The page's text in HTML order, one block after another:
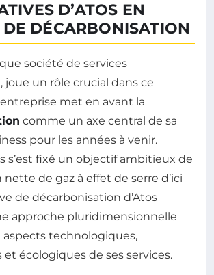
D’ATOS EN
DÉCARBONISATION
société de services
joue un rôle crucial dans ce
met en avant la
comme un axe central de sa
pour les années à venir.
s’est fixé un objectif ambitieux de
nette de gaz à effet de serre d’ici
de décarbonisation d’Atos
approche pluridimensionnelle
technologiques,
écologiques de ses services.